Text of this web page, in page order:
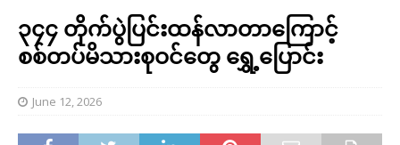
၃၄၄ တိုက်ပွဲပြင်းထန်လာတာကြောင့်
စစ်တပ်မိသားစုဝင်တွေ ရွှေ့ပြောင်း
June 12, 2026